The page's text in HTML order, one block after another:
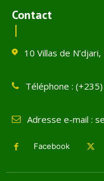
Contact
10 Villas de
Téléphone :
Adresse e-mail :
Facebook